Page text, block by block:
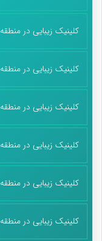
کلینیک زیبایی در منطقه 2
کلینیک زیبایی در منطقه 3
کلینیک زیبایی در منطقه 4
کلینیک زیبایی در منطقه 5
کلینیک زیبایی در منطقه 6
کلینیک زیبایی در منطقه 7